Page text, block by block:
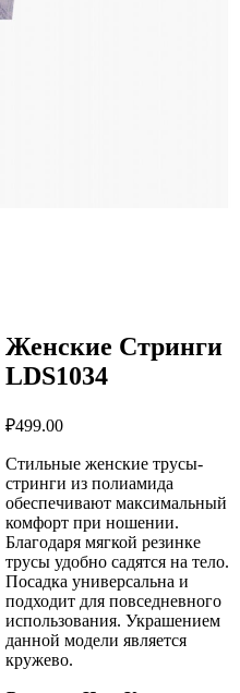
Женские Стринги
LDS1034
₽499.00
Стильные женские трусы-
стринги из полиамида
обеспечивают максимальный
комфорт при ношении.
Благодаря мягкой резинке
трусы удобно садятся на тело.
Посадка универсальна и
подходит для повседневного
использования. Украшением
данной модели является
кружево.